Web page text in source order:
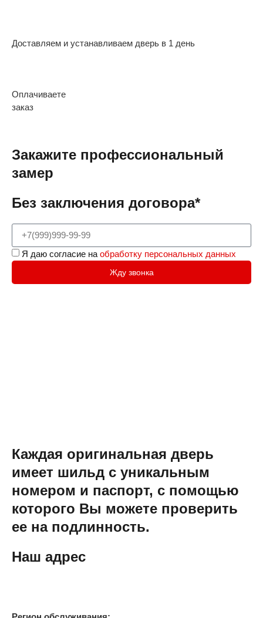
Доставляем и устанавливаем дверь в 1 день
Оплачиваете
заказ
Закажите профессиональный
замер
Без заключения договора*
Я даю согласие на обработку персональных данных
Жду звонка
Каждая оригинальная дверь
имеет шильд с уникальным
номером и паспорт, с помощью
которого Вы можете проверить
ее на подлинность.
Наш адрес